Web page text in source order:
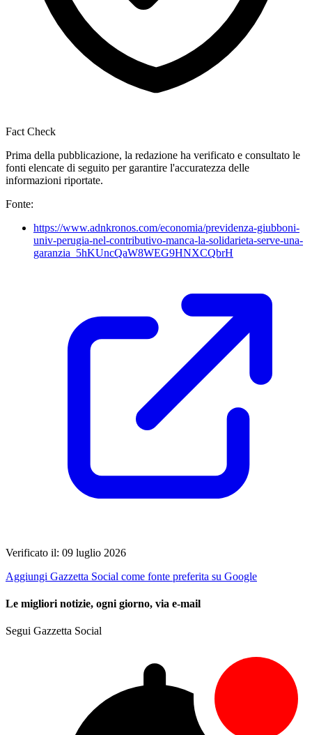
Fact Check
Prima della pubblicazione, la redazione ha verificato e consultato le
fonti elencate di seguito per garantire l'accuratezza delle
informazioni riportate.
Fonte:
https://www.adnkronos.com/economia/previdenza-giubboni-
univ-perugia-nel-contributivo-manca-la-solidarieta-serve-una-
garanzia_5hKUncQaW8WEG9HNXCQbrH
Verificato il: 09 luglio 2026
Aggiungi Gazzetta Social come fonte preferita su Google
Le migliori notizie, ogni giorno, via e-mail
Segui Gazzetta Social